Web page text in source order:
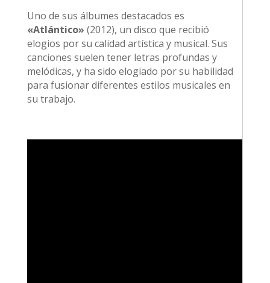
Uno de sus álbumes destacados es
«Atlántico» (2012), un disco que recibió
elogios por su calidad artística y musical. Sus
canciones suelen tener letras profundas y
melódicas, y ha sido elogiado por su habilidad
para fusionar diferentes estilos musicales en
su trabajo.